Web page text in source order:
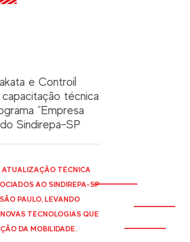
e Controil
técnica
“Empresa
Sindirepa-SP
ATUALIZAÇÃO TÉCNICA
AO SINDIREPA-SP
PAULO, LEVANDO
TECNOLOGIAS QUE
DA MOBILIDADE.